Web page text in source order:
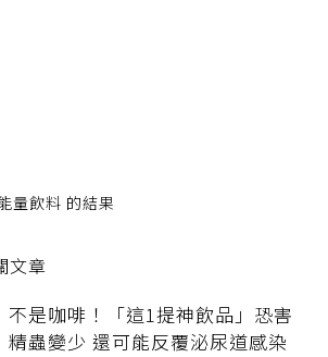
量飲料 的結果
文章
不是咖啡！「這1提神飲品」恐害
精蟲變少 還可能反覆泌尿道感染